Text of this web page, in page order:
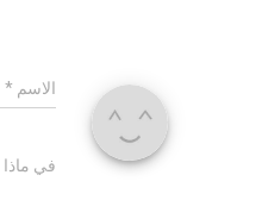
الاسم *
في